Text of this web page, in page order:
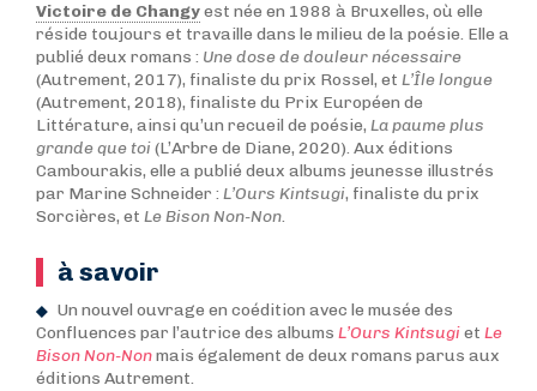
Victoire de Changyest née en 1988 à Bruxelles, où elle
réside toujours et travaille dans le milieu de la poésie. Elle a
publié deux romans : Une dose de douleur nécessaire
(Autrement, 2017), finaliste du prix Rossel, et L’Île longue
(Autrement, 2018), finaliste du Prix Européen de
Littérature, ainsi qu’un recueil de poésie, La paume plus
grande que toi(L’Arbre de Diane, 2020). Aux éditions
Cambourakis, elle a publié deux albums jeunesse illustrés
par Marine Schneider : L’Ours Kintsugi, finaliste du prix
Sorcières, et Le Bison Non-Non.
à savoir
Un nouvel ouvrage en coédition avec le musée des
Confluences par l’autrice des albums L’Ours Kintsugiet Le
Bison Non-Nonmais également de deux romans parus aux
éditions Autrement.